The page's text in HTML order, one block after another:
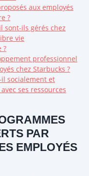
aux employés
?
sont-ils gérés chez
vie
?
professionnel
chez Starbucks ?
il socialement et
ses ressources
PAR
EMPLOYÉS